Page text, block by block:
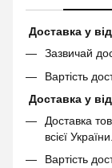
Доставка у
Зазвичай
Вартість
Доставка у
Доставка
всієї України.
Вартість